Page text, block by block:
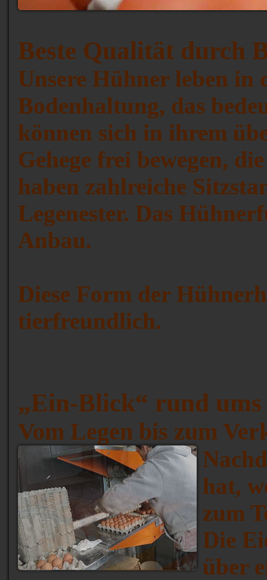
Beste Qualität durch
Unsere Hühner leben in
Bodenhaltung, das
können sich in ihrem
Gehege frei bewegen,
haben zahlreiche
Legenester. Das
Anbau.
Diese Form der
tierfreundlich.
„Ein-Blick“ rund
Vom Legen bis zum
hat,
zum
Die
über